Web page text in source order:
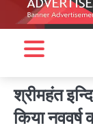
श्रीमहंत
किया नववर्ष